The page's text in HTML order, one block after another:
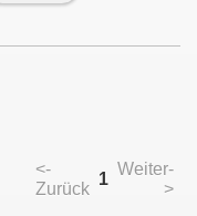
<-
Zurück
1
Weiter-
>